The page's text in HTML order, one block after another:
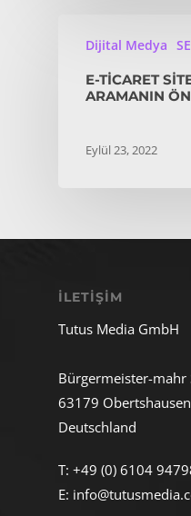
Dijital Medya
E-TICARET
ARAMANIN
Eylül 23, 2022
İLETIŞIM
Tutus Media GmbH
Bürgermeister-mahr
63179 Obertshausen
Deutschland
T: +49 (0) 6104
E: